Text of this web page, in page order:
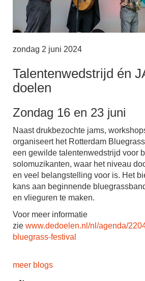
zondag 2 juni 2024
Talentenwedstrijd én
doelen
Zondag 16 en 23 juni
Naast drukbezochte jams,
organiseert het Rotterdam
een gewilde talentenwedstrijd voor
solomuzikanten, waar het niveau
en veel belangstelling voor is. Het
kans aan beginnende
en vlieguren te maken.
Voor meer informatie
zie www.dedoelen.nl/nl/agenda/
bluegrass-festival
meer blogs